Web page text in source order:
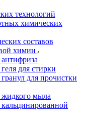
технологий
химических
составов
химии
для стирки
для прочистки
жидкого мыла